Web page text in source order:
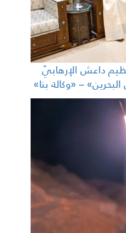
الإرهابيّ
– «وكالة بنا»